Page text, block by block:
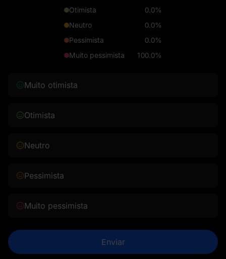
Otimista
0.0%
Neutro
0.0%
Pessimista
0.0%
Muito pessimista
100.0%
Muito otimista
Otimista
Neutro
Pessimista
Muito pessimista
Enviar